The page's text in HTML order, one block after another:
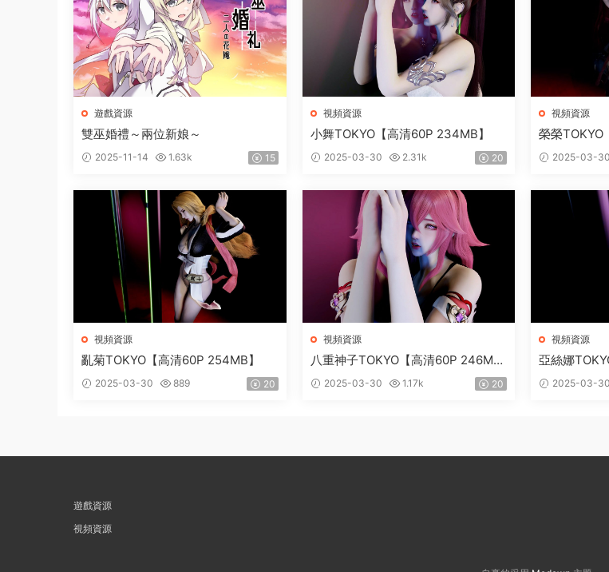
遊戲資源
雙巫婚禮～兩位新娘～
2025-11-14 1.63k 15
視頻資源
小舞TOKYO【高清60P 234MB】
2025-03-30 2.31k 20
視頻資源
榮榮TOKYO
2025-03-30
視頻資源
亂菊TOKYO【高清60P 254MB】
2025-03-30 889 20
視頻資源
八重神子TOKYO【高清60P 246M
B】2025-03-30 1.17k 20
視頻資源
亞絲娜
2025-03-30
遊戲資源
視頻資源